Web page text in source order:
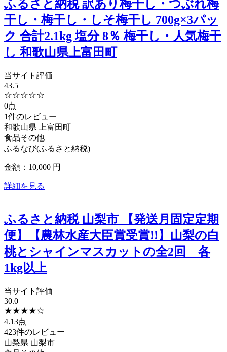
ふるさと納税 訳あり梅干し・つぶれ梅
干し・梅干し・しそ梅干し 700g×3パッ
ク 合計2.1kg 塩分 8％ 梅干し・人気梅干
し 和歌山県上富田町
当サイト評価
43.5
☆☆☆☆☆
0点
1件のレビュー
和歌山県
上富田町
食品その他
ふるなび(ふるさと納税)
金額：10,000 円
詳細を見る
ふるさと納税 山梨市 【発送月固定定期
便】【農林水産大臣賞受賞!!】山梨の白
桃とシャインマスカットの全2回 各
1kg以上
当サイト評価
30.0
★★★★☆
4.13点
423件のレビュー
山梨県 山梨市